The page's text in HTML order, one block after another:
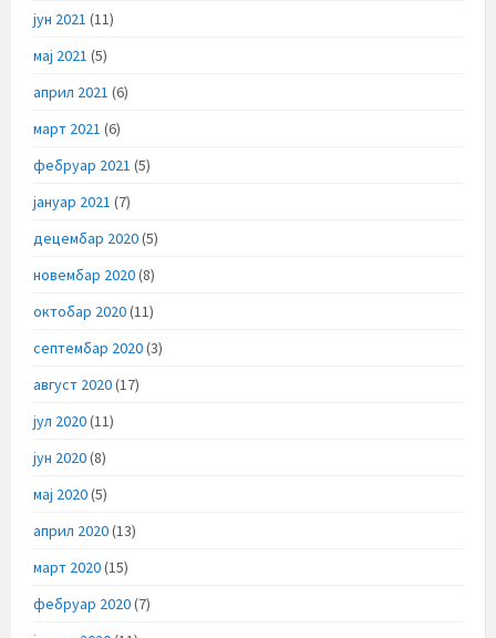
јун 2021 (11)
мај 2021 (5)
април 2021 (6)
март 2021 (6)
фебруар 2021 (5)
јануар 2021 (7)
децембар 2020(5)
новембар 2020(8)
октобар 2020(11)
септембар 2020(3)
август 2020(17)
јул 2020(11)
јун 2020(8)
мај 2020(5)
април 2020(13)
март 2020(15)
фебруар 2020(7)